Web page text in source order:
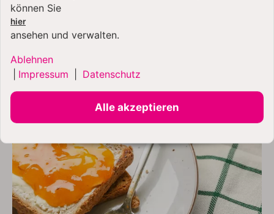
können Sie
hier
ansehen und verwalten.
Ablehnen
Impressum Datenschutz
Alle akzeptieren